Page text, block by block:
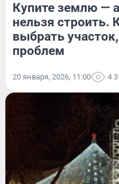
Купите землю —
нельзя строить.
выбрать
проблем
20 января, 2026, 11:00 4